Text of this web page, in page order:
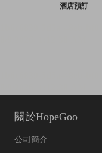
酒店預訂
關於HopeGoo
公司簡介